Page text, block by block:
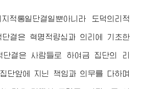
적통일단결일뿐아니라 도덕의리적
단결은 혁명적량심과 의리에 기초한
단결은 사람들로 하여금 집단의 리
단앞에 지닌 책임과 의무를 다하며